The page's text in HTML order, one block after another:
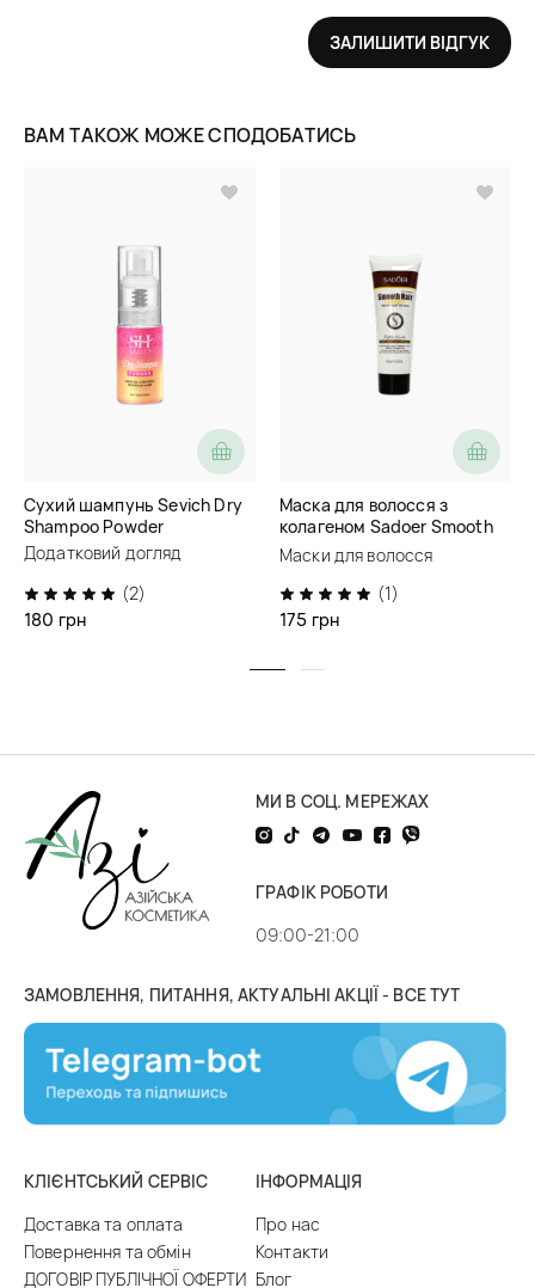
ЗАЛИШИТИ ВІДГУК
ВАМ ТАКОЖ МОЖЕ СПОДОБАТИСЬ
Сухий шампунь Sevich Dry
Shampoo Powder
Додатковий догляд
(2)
180 грн
Маска для волосся з
колагеном Sadoer Smooth
Hair Collagen Nourish Repair
Hair Mask
Маски для волосся
(1)
175 грн
МИ В СОЦ. МЕРЕЖАХ
ГРАФІК РОБОТИ
09:00-21:00
ЗАМОВЛЕННЯ, ПИТАННЯ, АКТУАЛЬНІ АКЦІЇ - ВСЕ ТУТ
КЛІЄНТСЬКИЙ СЕРВІС
Доставка та оплата
Повернення та обмін
ДОГОВІР ПУБЛІЧНОЇ ОФЕРТИ
ІНФОРМАЦІЯ
Про нас
Контакти
Блог